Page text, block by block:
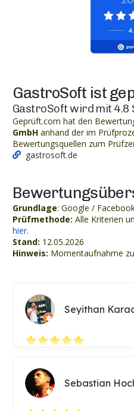
GastroSoft ist
GastroSoft wird mit
Geprüft.com hat den
GmbHanhand der im
Bewertungsquellen zum
gastrosoft.de
Grundlage: Google /
Prüfmethode: Alle Kriterien
hier.
Stand: 12.05.2026
Hinweis: Momentaufnahme